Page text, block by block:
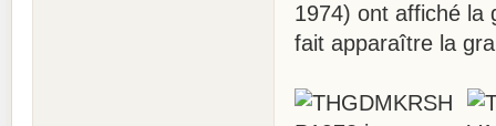
1974) ont affiché la
fait apparaître la